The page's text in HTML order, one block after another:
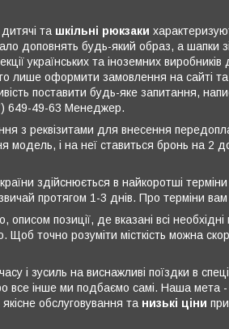
дитячі та шкільні рюкзаки
доповнять будь-який образ, а шапки
українських та іноземних виробників
лише оформити замовлення на сайті
поставити будь-яке запитання,
649-49-63 Менеджер.
з реквізитами для внесення
модель, і на неї ставиться бронь на 2
здійснюється в найкоротші
протягом 1-3 днів. Про терміни вам
позиції, де вказані всі
точно розуміти місткість можна
і зусиль на виснажливі поїздки в
все інше ми подбаємо самі. Наша
обслуговування та низькі ціни